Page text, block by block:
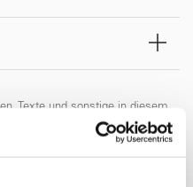
Texte und sonstige in diesem
ausschließliche Eigentum der FIR
durch das Urheberrecht und das